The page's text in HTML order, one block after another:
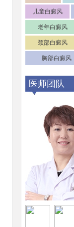
儿童白癜风
老年白癜风
颈部白癜风
胸部白癜风
医师团队